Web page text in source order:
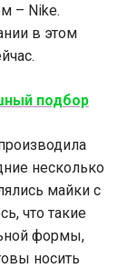
– Nike.
в этом
подбор
несколько
майки с
что такие
формы,
носить